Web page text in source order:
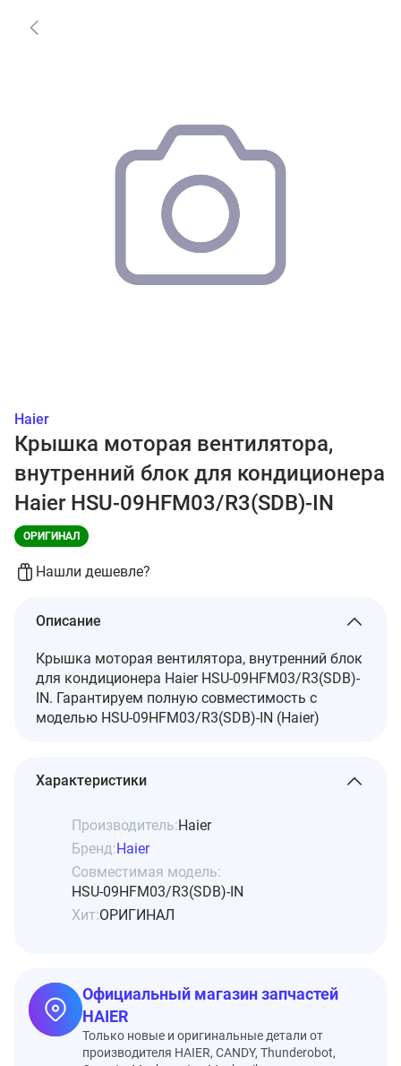
Haier
Крышка моторая вентилятора,
внутренний блок для кондиционера
Haier HSU-09HFM03/R3(SDB)-IN
ОРИГИНАЛ
Нашли дешевле?
Описание
Крышка моторая вентилятора, внутренний блок
для кондиционера Haier HSU-09HFM03/R3(SDB)-
IN. Гарантируем полную совместимость с
моделью HSU-09HFM03/R3(SDB)-IN (Haier)
Характеристики
Производитель:Haier
Бренд:Haier
Совместимая модель:
HSU-09HFM03/R3(SDB)-IN
Хит:ОРИГИНАЛ
Официальный магазин запчастей
HAIER
Только новые и оригинальные детали от
производителя HAIER, CANDY, Thunderobot,